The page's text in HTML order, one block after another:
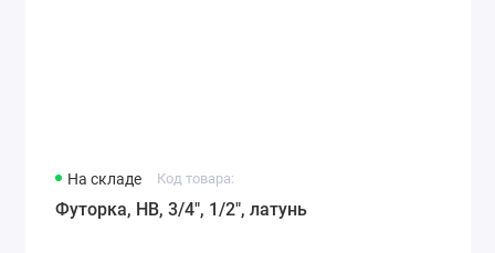
На складе Код товара:
Футорка, НВ, 3/4", 1/2", латунь